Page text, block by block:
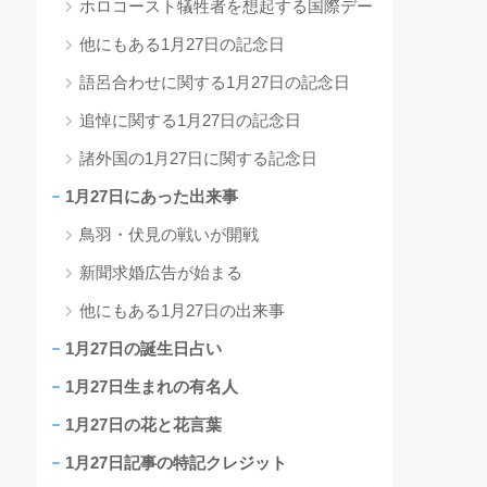
ホロコースト犠牲者を想起する国際デー
他にもある1月27日の記念日
語呂合わせに関する1月27日の記念日
追悼に関する1月27日の記念日
諸外国の1月27日に関する記念日
1月27日にあった出来事
鳥羽・伏見の戦いが開戦
新聞求婚広告が始まる
他にもある1月27日の出来事
1月27日の誕生日占い
1月27日生まれの有名人
1月27日の花と花言葉
1月27日記事の特記クレジット